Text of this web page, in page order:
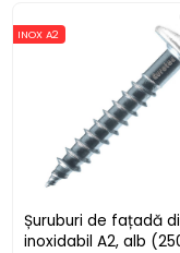
Șuruburi de fațadă
inoxidabil A2, alb
INOX A2